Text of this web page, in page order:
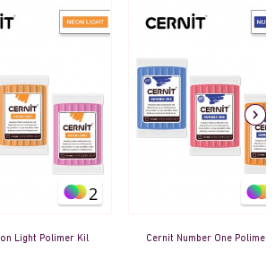
Kil Cernit Number One Polimer Kil